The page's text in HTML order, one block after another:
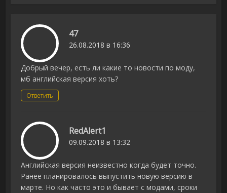
47
26.08.2018 в 16:36
Добрый вечер, есть ли какие то новости по моду,
мб английская версия хоть?
Ответить
RedAlert1
09.09.2018 в 13:32
Английская версия неизвестно когда будет точно.
Ранее планировалось выпустить новую версию в
марте. Но как часто это и бывает с модами, сроки